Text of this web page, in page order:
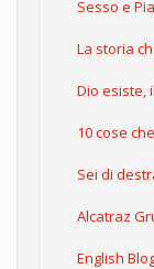
Sesso e
La storia
Dio esiste,
10 cose
Sei di
Alcatraz
English